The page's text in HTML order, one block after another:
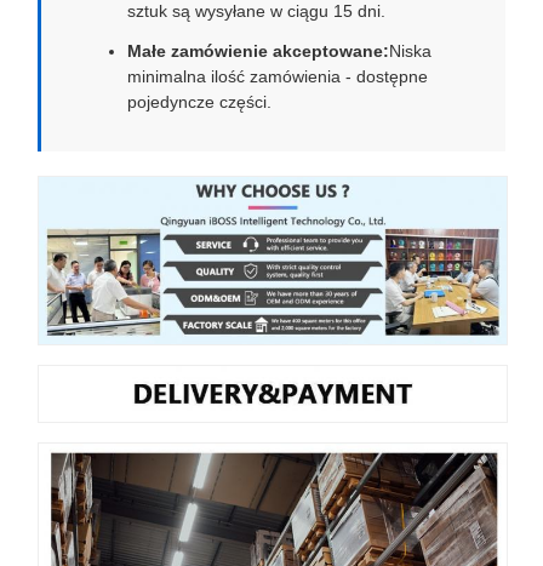
sztuk są wysyłane w ciągu 15 dni.
Małe zamówienie akceptowane:Niska
minimalna ilość zamówienia - dostępne
pojedyncze części.